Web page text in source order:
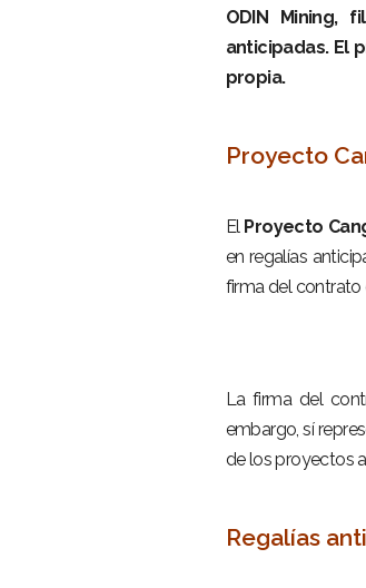
ODIN Mining,
anticipadas. El
propia.
Proyecto
El Proyecto
en regalías
firma del contrato
La firma del
embargo, sí
de los proyectos
Regalías